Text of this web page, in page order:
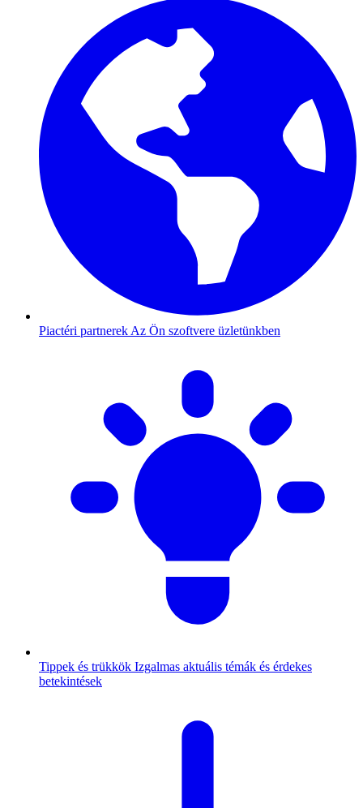
Piactéri partnerek Az Ön szoftvere üzletünkben
Tippek és trükkök Izgalmas aktuális témák és érdekes
betekintések